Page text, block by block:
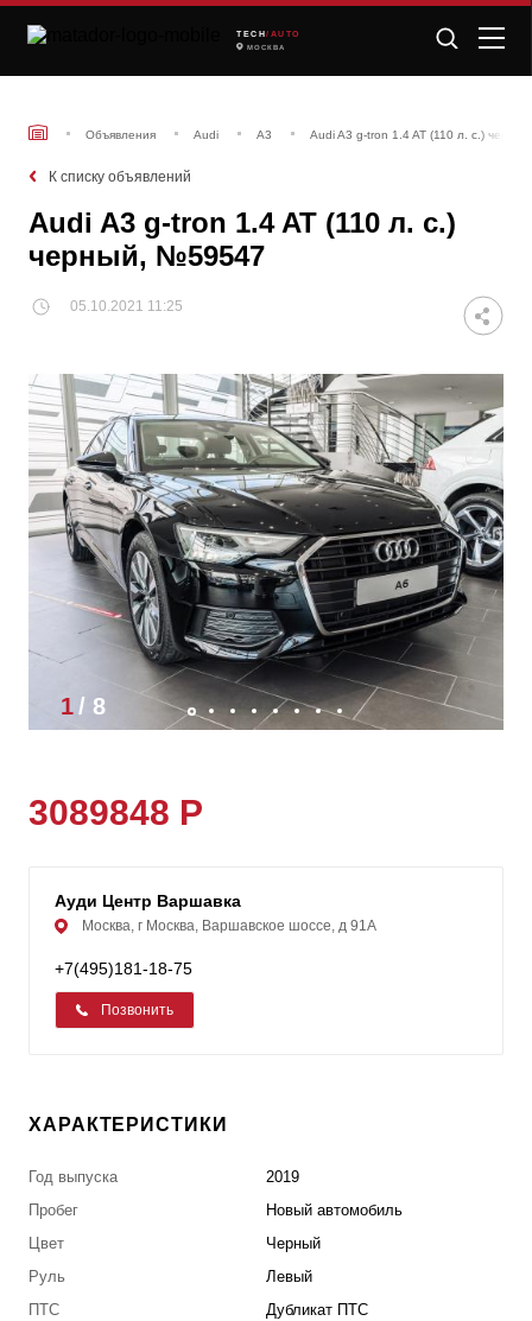
TECH /AUTO
МОСКВА
Объявления Audi A3 Audi A3 g-tron 1.4 AT (110 л. с.)
К списку объявлений
Audi A3 g-tron 1.4 AT (110 л. с.)
черный, №59547
05.10.2021 11:25
1/ 8
3089848 Р
Ауди Центр Варшавка
Москва, г Москва, Варшавское шоссе, д 91А
+7(495)181-18-75
Позвонить
ХАРАКТЕРИСТИКИ
Год выпуска
2019
Пробег
Новый автомобиль
Цвет
Черный
Руль
Левый
ПТС
Дубликат ПТС